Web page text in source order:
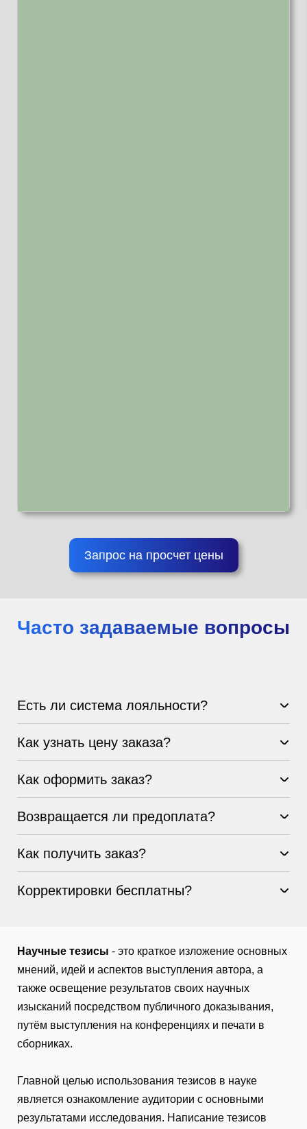
Запрос на просчет цены
Часто задаваемые вопросы
Есть ли система лояльности?
Как узнать цену заказа?
Как оформить заказ?
Возвращается ли предоплата?
Как получить заказ?
Корректировки бесплатны?
Научные тезисы - это краткое изложение основных
мнений, идей и аспектов выступления автора, а
также освещение результатов своих научных
изысканий посредством публичного доказывания,
путём выступления на конференциях и печати в
сборниках.
Главной целью использования тезисов в науке
является ознакомление аудитории с основными
результатами исследования. Написание тезисов